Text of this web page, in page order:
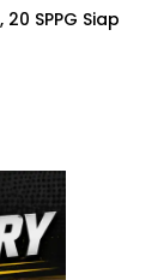
SPPG Siap